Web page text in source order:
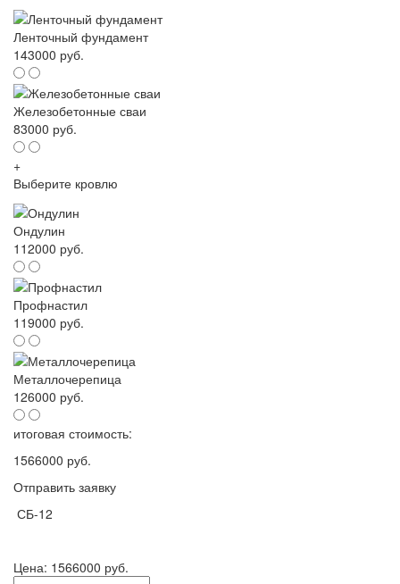
Ленточный фундамент
143000 руб.
Железобетонные сваи
83000 руб.
+
Выберите кровлю
Ондулин
112000 руб.
Профнастил
119000 руб.
Металлочерепица
126000 руб.
итоговая стоимость:
1566000 руб.
Отправить заявку
СБ-12
Цена: 1566000 руб.